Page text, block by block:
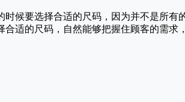
候要选择合适的尺码，因为并不是所有
适的尺码，自然能够把握住顾客的需求